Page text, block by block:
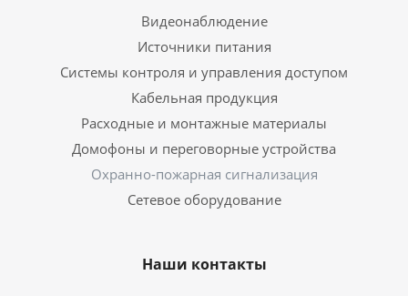
Видеонаблюдение
Источники питания
Системы контроля и управления доступом
Кабельная продукция
Расходные и монтажные материалы
Домофоны и переговорные устройства
Охранно-пожарная сигнализация
Сетевое оборудование
Наши контакты